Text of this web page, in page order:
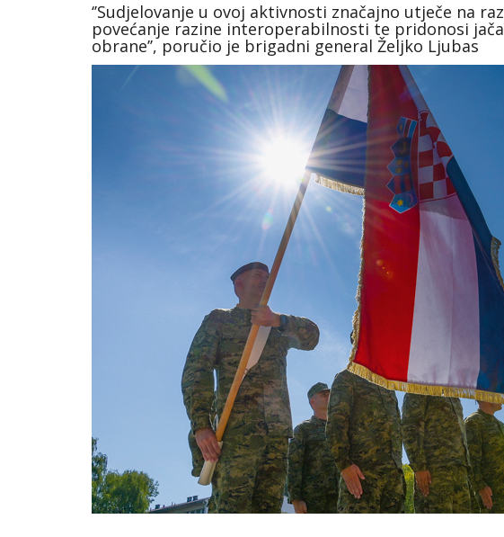
‘’Sudjelovanje u ovoj aktivnosti značajno utječe na
povećanje razine interoperabilnosti te pridonosi
obrane’’, poručio je brigadni general Željko Ljubas